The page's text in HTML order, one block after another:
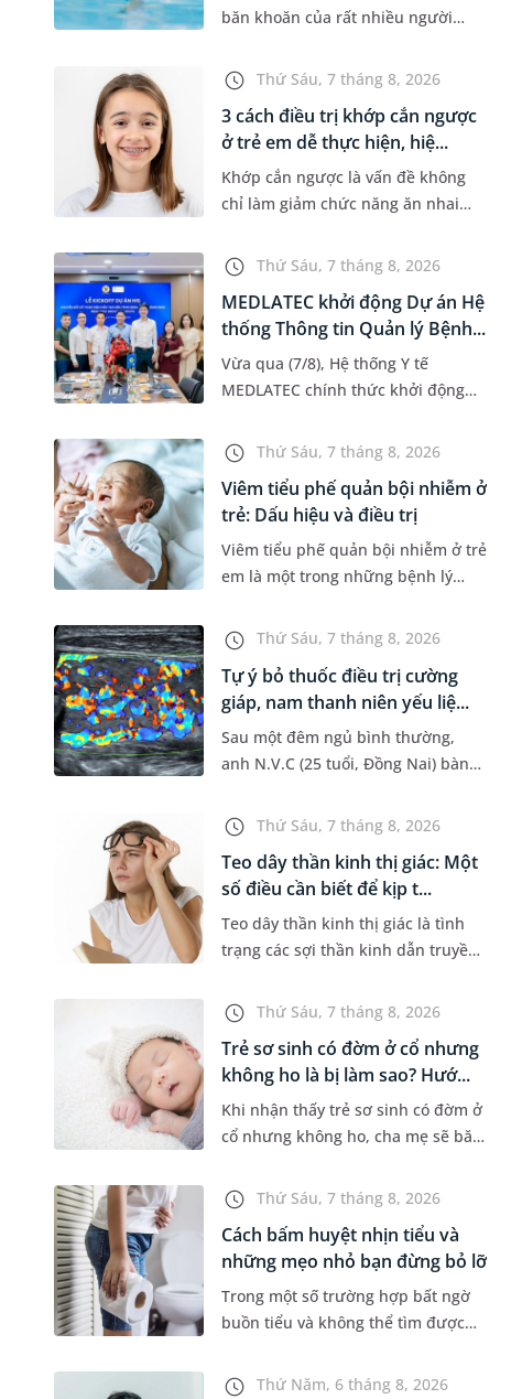
băn khoăn của rất nhiều người
trường hợp thường xuyên bơi ở
những hồ bơi nhân tạo. Bài v...
Thứ Sáu, 7 tháng 8, 2026
3 cách điều trị khớp cắn ngược
ở trẻ em dễ thực hiện, hiệ...
Khớp cắn ngược là vấn đề không
chỉ làm giảm chức năng ăn nhai
đối của khuôn mặt. Do đó, cần khắc
phục sớm tình trạng này để...
Thứ Sáu, 7 tháng 8, 2026
MEDLATEC khởi động Dự án Hệ
thống Thông tin Quản lý Bệnh...
Vừa qua (7/8), Hệ thống Y tế
MEDLATEC chính thức khởi động
Bệnh viện (HIS - Hospital
Information System) giai đoạn mới.
Dự á...
Thứ Sáu, 7 tháng 8, 2026
Viêm tiểu phế quản bội nhiễm ở
trẻ: Dấu hiệu và điều trị
Viêm tiểu phế quản bội nhiễm ở trẻ
em là một trong những bệnh lý
bùng phát vào thời điểm giao mùa.
Khi những tổn thương ban đầ...
Thứ Sáu, 7 tháng 8, 2026
Tự ý bỏ thuốc điều trị cường
giáp, nam thanh niên yếu liệ...
Sau một đêm ngủ bình thường,
anh N.V.C (25 tuổi, Đồng Nai) bàng
không thể vận động đi lại được. Kết
quả thăm khám tại Phòng...
Thứ Sáu, 7 tháng 8, 2026
Teo dây thần kinh thị giác: Một
số điều cần biết để kịp t...
Teo dây thần kinh thị giác là tình
trạng các sợi thần kinh dẫn truyền
thương và dần mất đi chức năng
hoạt động. Nếu điều trị m...
Thứ Sáu, 7 tháng 8, 2026
Trẻ sơ sinh có đờm ở cổ nhưng
không ho là bị làm sao? Hướ...
Khi nhận thấy trẻ sơ sinh có đờm ở
cổ nhưng không ho, cha mẹ sẽ băn
đường hô hấp hay không. Những
chia sẻ dưới đây sẽ giúp ch...
Thứ Sáu, 7 tháng 8, 2026
Cách bấm huyệt nhịn tiểu và
những mẹo nhỏ bạn đừng bỏ lỡ
Trong một số trường hợp bất ngờ
buồn tiểu và không thể tìm được
dụng phương pháp bấm huyệt
Thứ Năm, 6 tháng 8, 2026